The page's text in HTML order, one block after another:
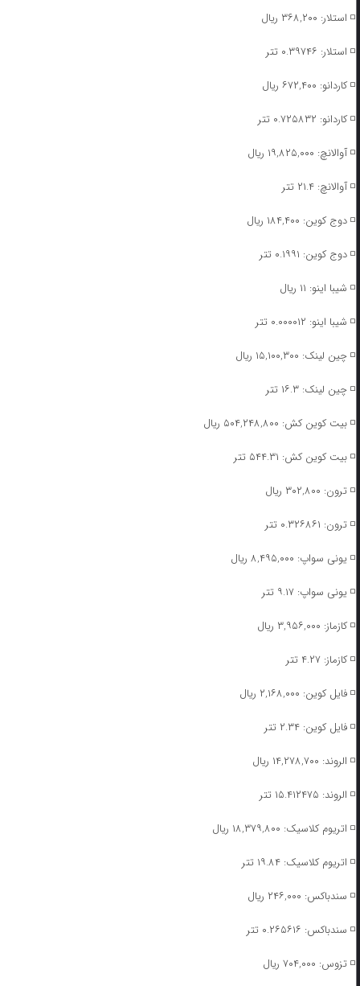
◽️ استلار: ۳۶۸,۲۰۰ ریال
◽️ استلار: ۰.۳۹۷۴۶ تتر
◽️ کاردانو: ۶۷۲,۴۰۰ ریال
◽️ کاردانو: ۰.۷۲۵۸۳۲ تتر
◽️ آوالانچ: ۱۹,۸۲۵,۰۰۰ ریال
◽️ آوالانچ: ۲۱.۴ تتر
◽️ دوج کوین: ۱۸۴,۴۰۰ ریال
◽️ دوج کوین: ۰.۱۹۹۱ تتر
◽️ شیبا اینو: ۱۱ ریال
◽️ شیبا اینو: ۰.۰۰۰۰۱۲ تتر
◽️ چین لینک: ۱۵,۱۰۰,۳۰۰ ریال
◽️ چین لینک: ۱۶.۳ تتر
◽️ بیت کوین کش: ۵۰۴,۲۴۸,۸۰۰ ریال
◽️ بیت کوین کش: ۵۴۴.۳۱ تتر
◽️ ترون: ۳۰۲,۸۰۰ ریال
◽️ ترون: ۰.۳۲۶۸۶۱ تتر
◽️ یونی سواپ: ۸,۴۹۵,۰۰۰ ریال
◽️ یونی سواپ: ۹.۱۷ تتر
◽️ کازماز: ۳,۹۵۶,۰۰۰ ریال
◽️ کازماز: ۴.۲۷ تتر
◽️ فایل کوین: ۲,۱۶۸,۰۰۰ ریال
◽️ فایل کوین: ۲.۳۴ تتر
◽️ الروند: ۱۴,۲۷۸,۷۰۰ ریال
◽️ الروند: ۱۵.۴۱۲۴۷۵ تتر
◽️ اتریوم کلاسیک: ۱۸,۳۷۹,۸۰۰ ریال
◽️ اتریوم کلاسیک: ۱۹.۸۴ تتر
◽️ سندباکس: ۲۴۶,۰۰۰ ریال
◽️ سندباکس: ۰.۲۶۵۶۱۶ تتر
◽️ تزوس: ۷۰۴,۰۰۰ ریال